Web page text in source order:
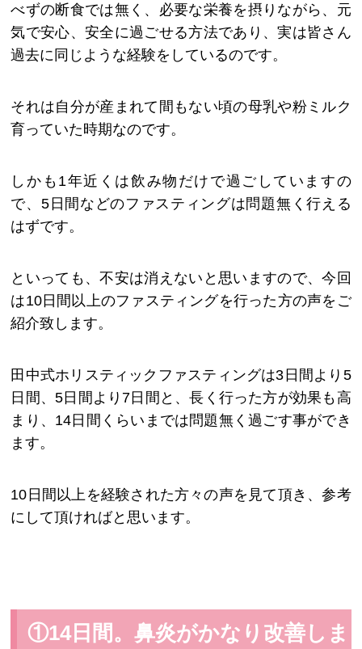
べずの断食では無く、必要な栄養を摂りながら、元
気で安心、安全に過ごせる方法であり、実は皆さん
過去に同じような経験をしているのです。
それは自分が産まれて間もない頃の母乳や粉ミルク
育っていた時期なのです。
しかも1年近くは飲み物だけで過ごしていますの
で、5日間などのファスティングは問題無く行える
はずです。
といっても、不安は消えないと思いますので、今回
は10日間以上のファスティングを行った方の声をご
紹介致します。
田中式ホリスティックファスティングは3日間より5
日間、5日間より7日間と、長く行った方が効果も高
まり、14日間くらいまでは問題無く過ごす事ができ
ます。
10日間以上を経験された方々の声を見て頂き、参考
にして頂ければと思います。
①14日間。鼻炎がかなり改善しま